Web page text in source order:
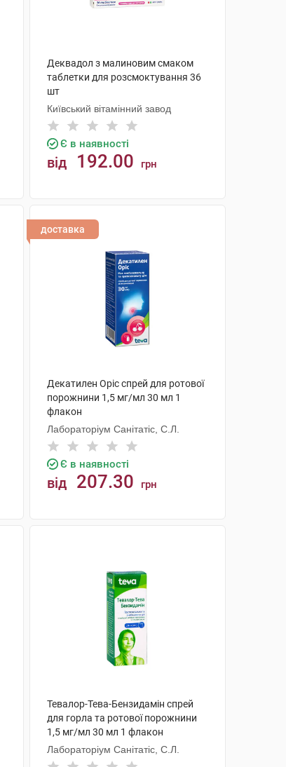
Деквадол з малиновим смаком
таблетки для розсмоктування 36
шт
Київський вітамінний завод
Є в наявності
від 192.00 грн
доставка
Декатилен Оріс спрей для ротової
порожнини 1,5 мг/мл 30 мл 1
флакон
Лабораторіум Санітатіс, С.Л.
Є в наявності
від 207.30 грн
Тевалор-Тева-Бензидамін спрей
для горла та ротової порожнини
1,5 мг/мл 30 мл 1 флакон
Лабораторіум Санітатіс, С.Л.